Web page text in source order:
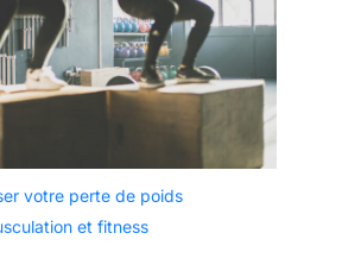
votre perte de poids
et fitness